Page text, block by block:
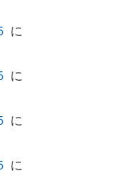
に
に
に
に